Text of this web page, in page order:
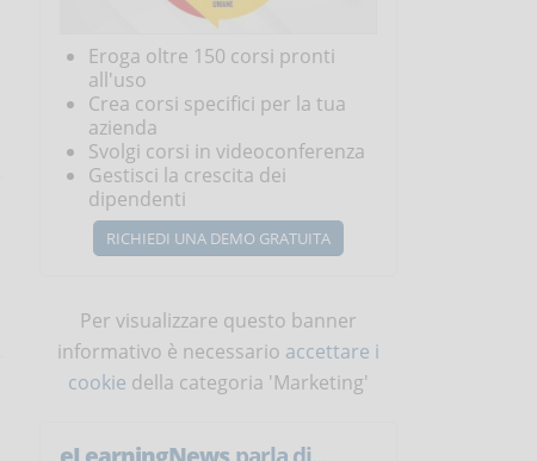
Eroga oltre 150 corsi pronti
all'uso
Crea corsi specifici per la tua
azienda
Svolgi corsi in videoconferenza
Gestisci la crescita dei
dipendenti
RICHIEDI UNA DEMO GRATUITA
Per visualizzare questo banner
informativo è necessario accettare i
cookie della categoria 'Marketing'